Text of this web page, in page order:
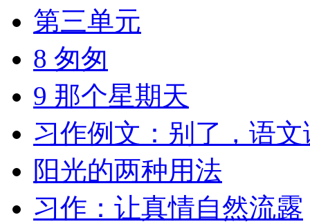
第三单元
8 匆匆
9 那个星期天
习作例文：别了，语文
阳光的两种用法
习作：让真情自然流露